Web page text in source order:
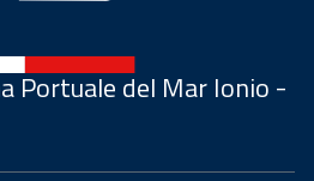
Portuale del Mar Ionio -